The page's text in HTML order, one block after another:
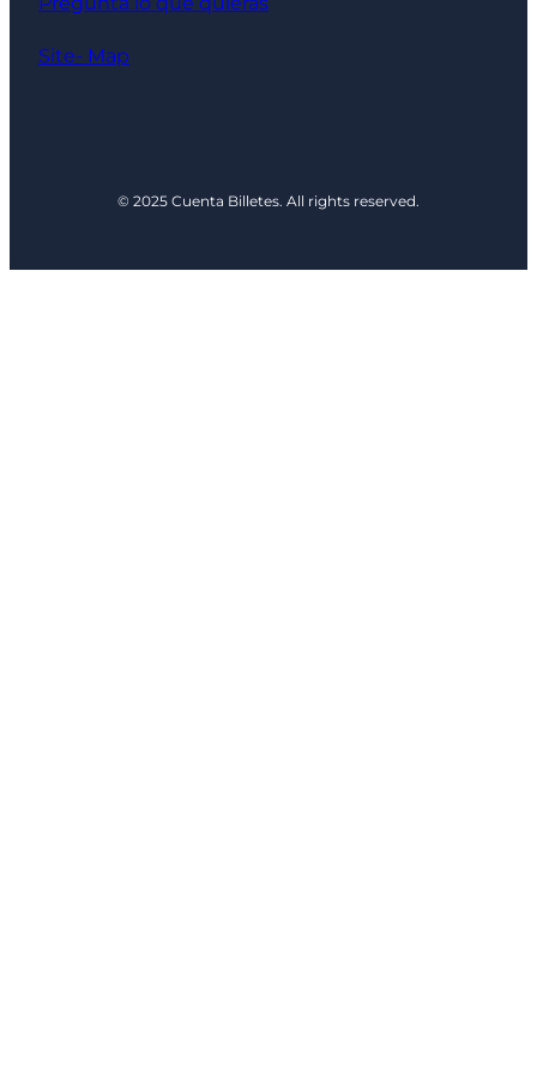
Site- Map
© 2025 Cuenta Billetes. All rights reserved.